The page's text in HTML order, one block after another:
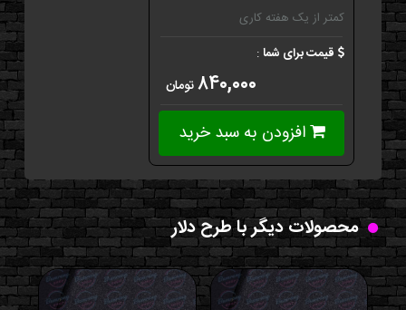
کمتر از یک هفته کاری
قیمت برای شما:
۸۴۰,۰۰۰تومان
افزودن به سبد خرید
محصولات دیگر با طرح دلار